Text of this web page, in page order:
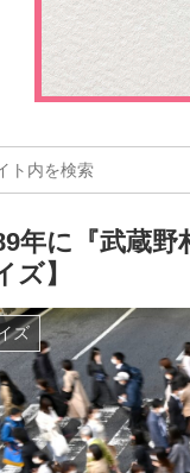
年に『武蔵
ズ】
ズ